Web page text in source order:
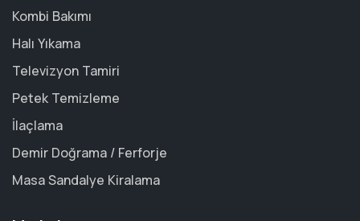
Kombi Bakımı
Halı Yıkama
Televizyon Tamiri
Petek Temizleme
İlaçlama
Demir Doğrama / Ferforje
Masa Sandalye Kiralama